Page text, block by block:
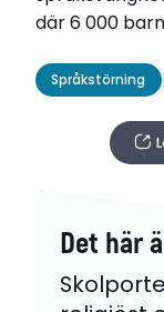
där 6 000
Språkstörning
Det här